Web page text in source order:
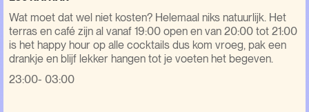
Wat moet dat wel niet kosten? Helemaal niks natuurlijk. Het
terras en café zijn al vanaf 19:00 open en van 20:00 tot 21:00
is het happy hour op alle cocktails dus kom vroeg, pak een
drankje en blijf lekker hangen tot je voeten het begeven.
23:00- 03:00